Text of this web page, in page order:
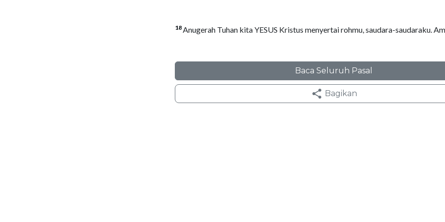
18Anugerah Tuhan kita YESUS Kristus menyertai rohmu, saudara-saudaraku.
Baca Seluruh Pasal
Bagikan